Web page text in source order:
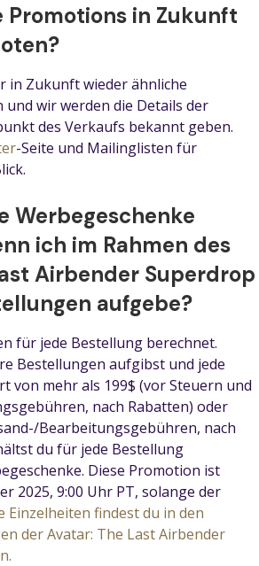
Promotions in Zukunft
in Zukunft wieder ähnliche
wir werden die Details der
des Verkaufs bekannt geben.
-Seite und Mailinglisten für
Werbegeschenke
ich im Rahmen des
Airbender Superdrop
aufgebe?
für jede Bestellung berechnet.
Bestellungen aufgibst und jede
von mehr als 199$ (vor Steuern und
nach Rabatten) oder
Bearbeitungsgebühren, nach
du für jede Bestellung
Diese Promotion ist
2025, 9:00 Uhr PT, solange der
Einzelheiten findest du in den
der Avatar: The Last Airbender